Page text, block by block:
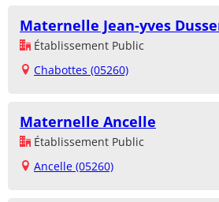
Maternelle Jean-yves
Établissement Public
Chabottes (05260)
Maternelle Ancelle
Établissement Public
Ancelle (05260)